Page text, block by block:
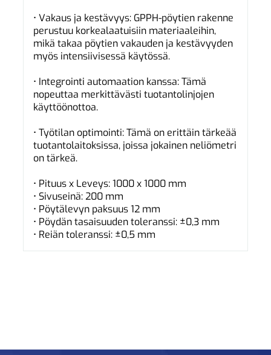
• Vakaus ja kestävyys: GPPH-pöytien rakenne
perustuu korkealaatuisiin materiaaleihin,
mikä takaa pöytien vakauden ja kestävyyden
myös intensiivisessä käytössä.
• Integrointi automaation kanssa: Tämä
nopeuttaa merkittävästi tuotantolinjojen
käyttöönottoa.
• Työtilan optimointi: Tämä on erittäin tärkeää
tuotantolaitoksissa, joissa jokainen neliömetri
on tärkeä.
• Pituus x Leveys: 1000 x 1000 mm
• Sivuseinä: 200 mm
• Pöytälevyn paksuus 12 mm
• Pöydän tasaisuuden toleranssi: ±0,3 mm
• Reiän toleranssi: ±0,5 mm